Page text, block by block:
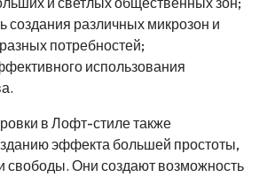
создания различных микрозон и
потребностей;
использования
в Лофт-стиле также
эффекта большей простоты,
свободы. Они создают возможность